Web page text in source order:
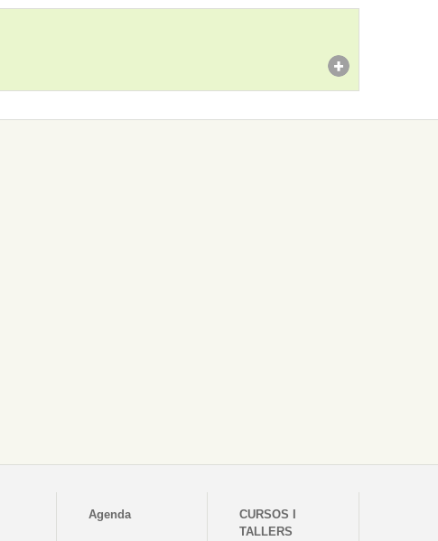
Agenda
CURSOS I
TALLERS